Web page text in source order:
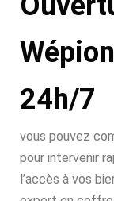
24h/7
vous pouvez
pour intervenir
l’accès à vos